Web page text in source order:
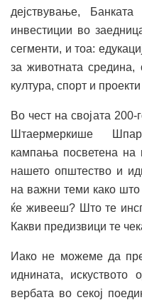
дејствување,
инвестиции во
сегменти, и тоа:
за животната средина,
култура, спорт и
Во чест на својата 200-
Штаермеркише
кампања посветена на
нашето општество и
на важни теми како што
ќе живееш? Што те
Какви предизвици те
Иако не можеме да
иднината,
вербата во секој